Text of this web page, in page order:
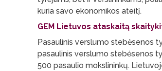
kuria savo ekonomikos ateitį.
GEM Lietuvos ataskaitą
Pasaulinis verslumo stebėsenos
pasaulinis verslumo stebėsenos
500 pasaulio mokslininkų.